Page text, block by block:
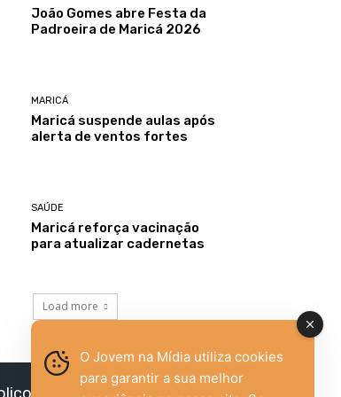
João Gomes abre Festa da
Padroeira de Maricá 2026
MARICÁ
Maricá suspende aulas após
alerta de ventos fortes
SAÚDE
Maricá reforça vacinação
para atualizar cadernetas
Load more
jovem,
O Jovem na Mídia utiliza cookies
para garantir a sua melhor